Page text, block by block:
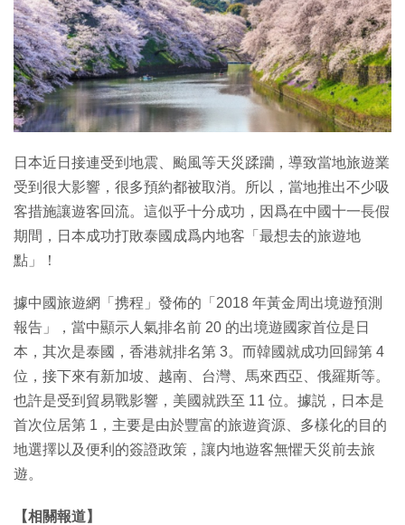
日本近日接連受到地震、颱風等天災蹂躪，導致當地旅遊業
受到很大影響，很多預約都被取消。所以，當地推出不少吸
客措施讓遊客回流。這似乎十分成功，因爲在中國十一長假
期間，日本成功打敗泰國成爲内地客「最想去的旅遊地
點」！
據中國旅遊網「携程」發佈的「2018 年黃金周出境遊預測
報告」，當中顯示人氣排名前 20 的出境遊國家首位是日
本，其次是泰國，香港就排名第 3。而韓國就成功回歸第 4
位，接下來有新加坡、越南、台灣、馬來西亞、俄羅斯等。
也許是受到貿易戰影響，美國就跌至 11 位。據説，日本是
首次位居第 1，主要是由於豐富的旅遊資源、多樣化的目的
地選擇以及便利的簽證政策，讓内地遊客無懼天災前去旅
遊。
【相關報道】